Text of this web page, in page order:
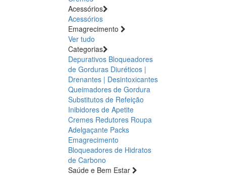
Acessórios
Acessórios
Emagrecimento
Ver tudo
Categorias
Depurativos Bloqueadores
de Gorduras Diuréticos |
Drenantes | Desintoxicantes
Queimadores de Gordura
Substitutos de Refeição
Inibidores de Apetite
Cremes Redutores Roupa
Adelgaçante Packs
Emagrecimento
Bloqueadores de Hidratos
de Carbono
Saúde e Bem Estar